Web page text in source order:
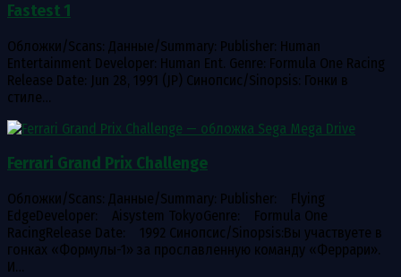
Fastest 1
Обложки/Scans: Данные/Summary: Publisher: Human
Entertainment Developer: Human Ent. Genre: Formula One Racing
Release Date: Jun 28, 1991 (JP) Синопсис/Sinopsis: Гонки в
стиле…
Ferrari Grand Prix Challenge
Обложки/Scans: Данные/Summary: Publisher: Flying
EdgeDeveloper: Aisystem TokyoGenre: Formula One
RacingRelease Date: 1992 Синопсис/Sinopsis:Вы участвуете в
гонках «Формулы-1» за прославленную команду «Феррари».
И…